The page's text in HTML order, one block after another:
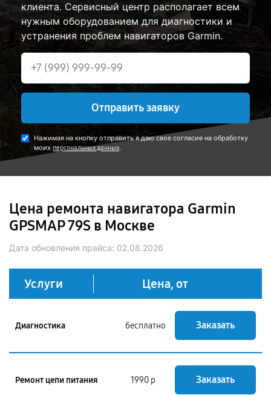
клиента. Сервисный центр располагает всем
нужным оборудованием для диагностики и
устранения проблем навигаторов Garmin.
Отправить заявку
Нажимая на кнопку отправить я даю свое согласие на обработку
моих персональных данных.
Цена ремонта навигатора Garmin
GPSMAP 79S в Москве
Дата обновления прайса: 02.08.2026
Услуги Цена, от
Диагностика бесплатно Заказать
Ремонт цепи питания 1990 р Заказать